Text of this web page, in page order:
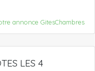
annonce GitesChambres
LES 4